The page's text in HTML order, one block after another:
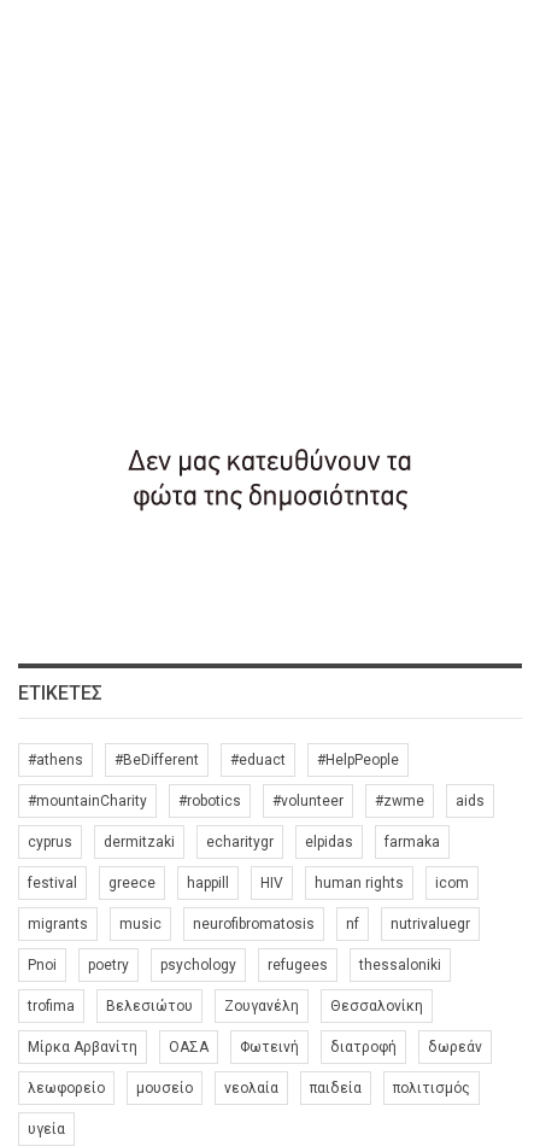
ΕΤΙΚΈΤΕΣ
#athens #BeDifferent #eduact #HelpPeople
#mountainCharity #robotics #volunteer #zwme aids
cyprus dermitzaki echaritygr elpidas farmaka
festival greece happill HIV human rights icom
migrants music neurofibromatosis nf nutrivaluegr
Pnoi poetry psychology refugees thessaloniki
trofima Βελεσιώτου Ζουγανέλη Θεσσαλονίκη
Μίρκα Αρβανίτη ΟΑΣΑ Φωτεινή διατροφή δωρεάν
λεωφορείο μουσείο νεολαία παιδεία πολιτισμός
υγεία